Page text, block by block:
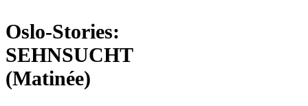
Oslo-Stories:
SEHNSUCHT
(Matinée)